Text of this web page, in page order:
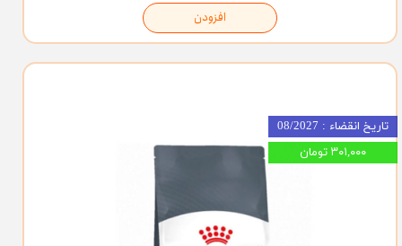
افزودن
تاریخ انقضاء : 08/2027
۳۰۱,۰۰۰ تومان